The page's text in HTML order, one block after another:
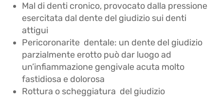
Mal di denti cronico, provocato dalla pressione
esercitata dal dente del giudizio sui denti
attigui
Pericoronarite dentale: un dente del giudizio
parzialmente erotto può dar luogo ad
un’infiammazione gengivale acuta molto
fastidiosa e dolorosa
Rottura o scheggiatura del giudizio